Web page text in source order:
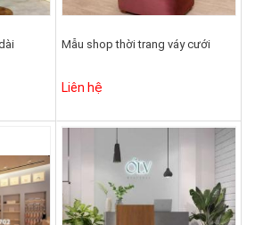
Mẫu shop thời trang váy cưới
Liên hệ